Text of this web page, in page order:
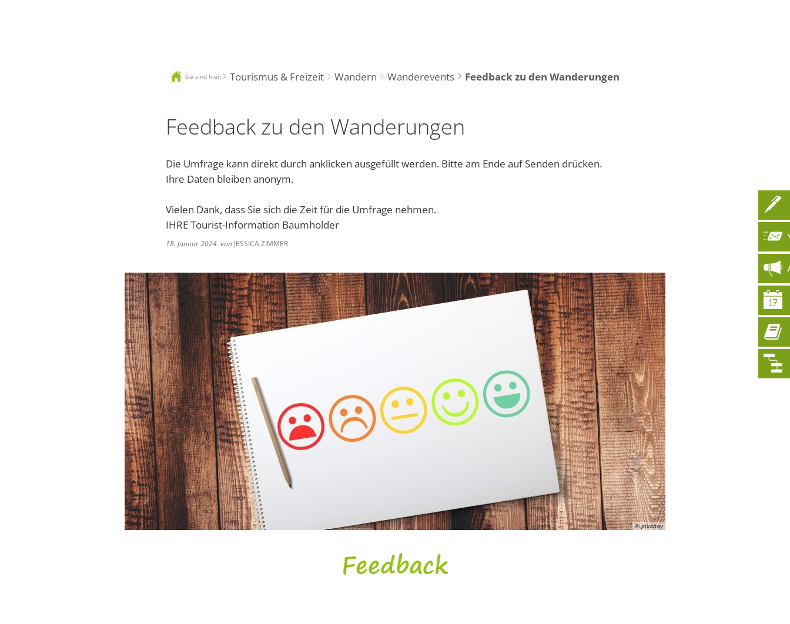
Sie sind hier: Tourismus & Freizeit Wandern Wanderevents Feedback zu den Wanderungen
Feedback zu den Wanderungen
Die Umfrage kann direkt durch anklicken ausgefüllt werden. Bitte am Ende auf Senden drücken.
Ihre Daten bleiben anonym.
Vielen Dank, dass Sie sich die Zeit für die Umfrage nehmen.
IHRE Tourist-Information Baumholder
18. Januar 2024 von JESSICA ZIMMER
© pixabay
Feedback